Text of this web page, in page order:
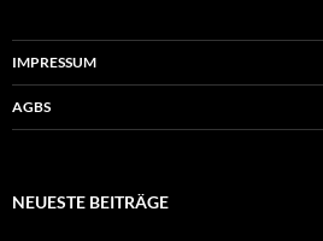
IMPRESSUM
AGBS
NEUESTE BEITRÄGE